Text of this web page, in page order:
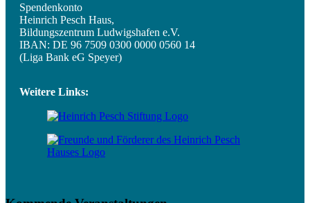
Spendenkonto
Heinrich Pesch Haus,
Bildungszentrum Ludwigshafen e.V.
IBAN: DE 96 7509 0300 0000 0560 14
(Liga Bank eG Speyer)
Weitere Links: